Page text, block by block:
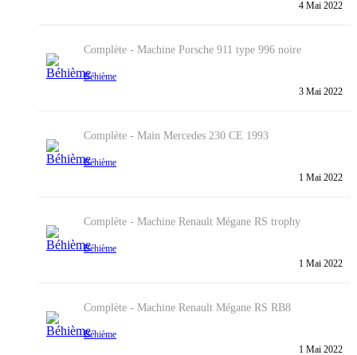
4 Mai 2022
Complète - Machine Porsche 911 type 996 noire
Béhième
3 Mai 2022
Complète - Main Mercedes 230 CE 1993
Béhième
1 Mai 2022
Complète - Machine Renault Mégane RS trophy
Béhième
1 Mai 2022
Complète - Machine Renault Mégane RS RB8
Béhième
1 Mai 2022